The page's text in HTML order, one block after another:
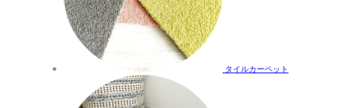
タイルカーペット